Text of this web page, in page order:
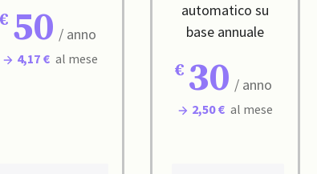
50 / anno
4,17 € al mese
automatico su
base annuale
30 / anno
2,50 € al mese